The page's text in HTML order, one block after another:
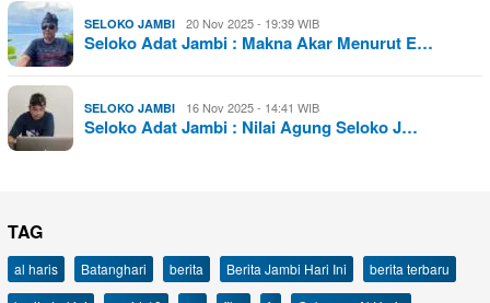
SELOKO JAMBI 20 Nov 2025 - 19:39 WIB
Seloko Adat Jambi : Makna Akar Menurut E…
SELOKO JAMBI 16 Nov 2025 - 14:41 WIB
Seloko Adat Jambi : Nilai Agung Seloko J…
TAG
al haris Batanghari berita Berita Jambi Hari Ini
berita terbaru